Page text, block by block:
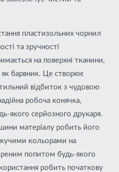
пластизольних чорнил
та зручності
на поверхні тканини,
як барвник. Це створює
відбиток з чудовою
робоча конячка,
якого серйозного друкаря.
матеріалу робить його
кольорами на
попитом будь-якого
робить початкову